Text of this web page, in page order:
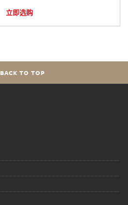
立即选购
BACK TO TOP